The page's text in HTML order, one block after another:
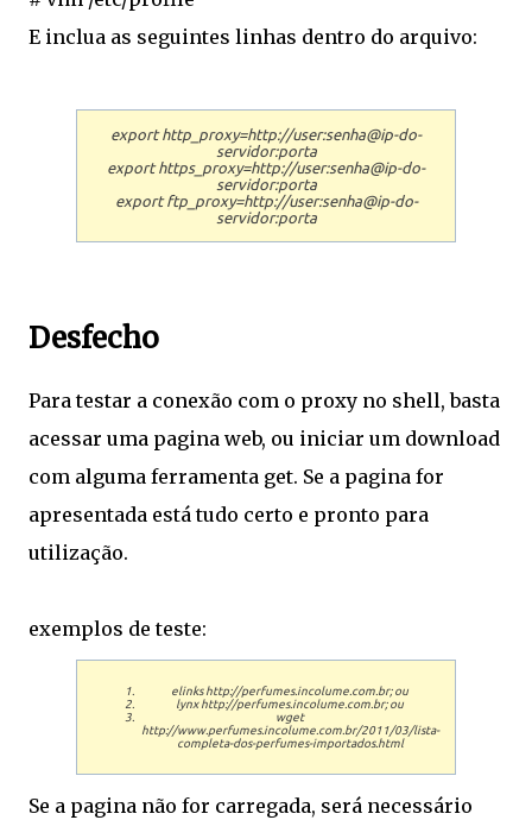
E inclua as seguintes linhas dentro do arquivo:
export http_proxy=http://user:senha@ip-do-
servidor:porta
export https_proxy=http://user:senha@ip-do-
servidor:porta
export ftp_proxy=http://user:senha@ip-do-
servidor:porta
Desfecho
Para testar a conexão com o proxy no shell, basta
acessar uma pagina web, ou iniciar um download
com alguma ferramenta get. Se a pagina for
apresentada está tudo certo e pronto para
utilização.
exemplos de teste:
elinks http://perfumes.incolume.com.br; ou
lynx http://perfumes.incolume.com.br; ou
wget
http://www.perfumes.incolume.com.br/2011/03/lista-
completa-dos-perfumes-importados.html
Se a pagina não for carregada, será necessário